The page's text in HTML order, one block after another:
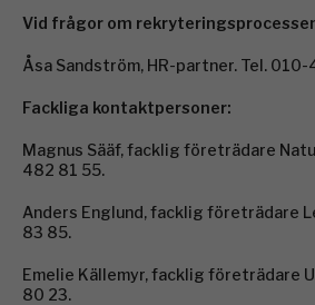
Vid frågor om
Åsa Sandström, HR-partner. Tel.
Fackliga kontaktpersoner:
Magnus Sääf, facklig företrädare
482 81 55.
Anders Englund, facklig företrädare
83 85.
Emelie Källemyr, facklig företrädare
80 23.